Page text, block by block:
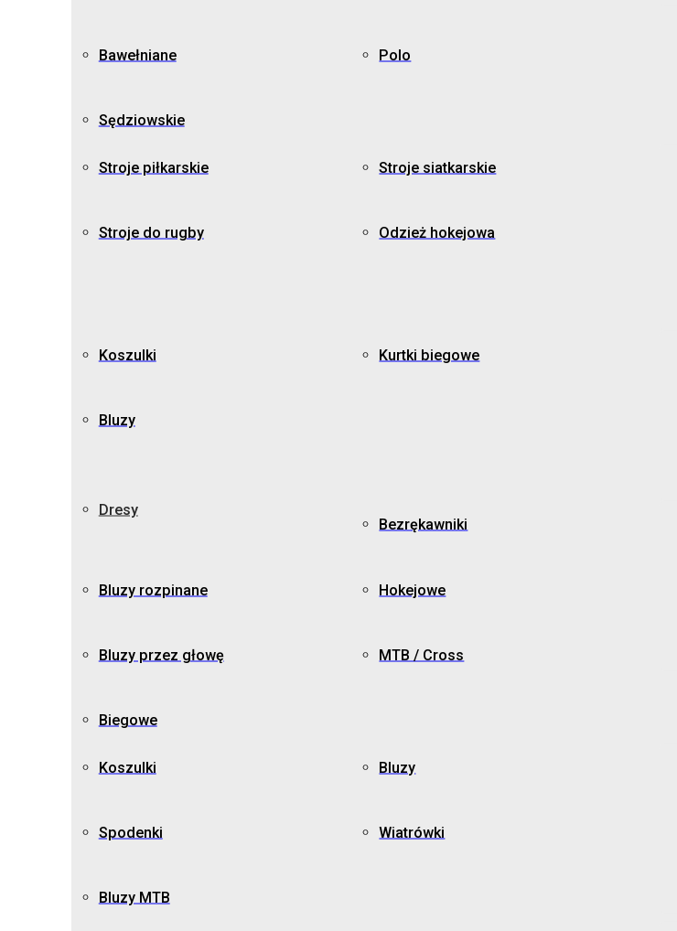
Bawełniane Polo
Sędziowskie
Stroje piłkarskie Stroje siatkarskie
Stroje do rugby Odzież hokejowa
Koszulki Kurtki biegowe
Bluzy
Dresy
Bezrękawniki
Bluzy rozpinane Hokejowe
Bluzy przez głowę MTB / Cross
Biegowe
Koszulki Bluzy
Spodenki Wiatrówki
Bluzy MTB